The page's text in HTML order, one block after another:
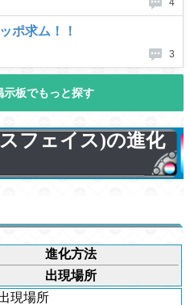
フェイス)の進化
進化方法
出現場所
現場所